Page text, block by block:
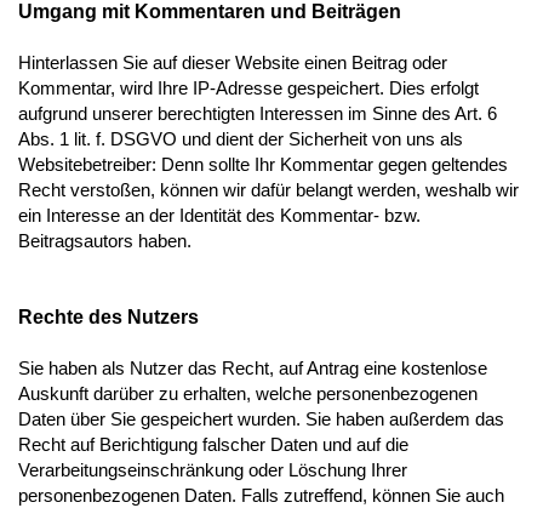
Umgang mit Kommentaren und Beiträgen
Hinterlassen Sie auf dieser Website einen Beitrag oder
Kommentar, wird Ihre IP-Adresse gespeichert. Dies erfolgt
aufgrund unserer berechtigten Interessen im Sinne des Art. 6
Abs. 1 lit. f. DSGVO und dient der Sicherheit von uns als
Websitebetreiber: Denn sollte Ihr Kommentar gegen geltendes
Recht verstoßen, können wir dafür belangt werden, weshalb wir
ein Interesse an der Identität des Kommentar- bzw.
Beitragsautors haben.
Rechte des Nutzers
Sie haben als Nutzer das Recht, auf Antrag eine kostenlose
Auskunft darüber zu erhalten, welche personenbezogenen
Daten über Sie gespeichert wurden. Sie haben außerdem das
Recht auf Berichtigung falscher Daten und auf die
Verarbeitungseinschränkung oder Löschung Ihrer
personenbezogenen Daten. Falls zutreffend, können Sie auch